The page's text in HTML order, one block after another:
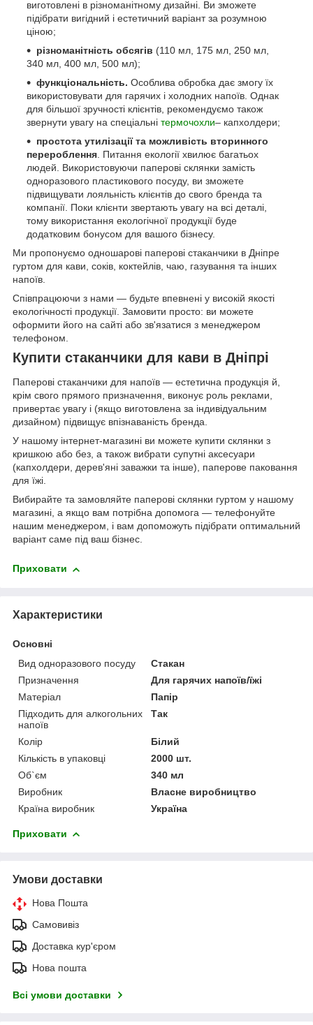
виготовлені в різноманітному дизайні. Ви зможете
підібрати вигідний і естетичний варіант за розумною
ціною;
різноманітність обсягів (110 мл, 175 мл, 250 мл,
340 мл, 400 мл, 500 мл);
функціональність. Особлива обробка дає змогу їх
використовувати для гарячих і холодних напоїв. Однак
для більшої зручності клієнтів, рекомендуємо також
звернути увагу на спеціальні термочохли– капхолдери;
простота утилізації та можливість вторинного
перероблення . Питання екології хвилює багатьох
людей. Використовуючи паперові склянки замість
одноразового пластикового посуду, ви зможете
підвищувати лояльність клієнтів до свого бренда та
компанії. Поки клієнти звертають увагу на всі деталі,
тому використання екологічної продукції буде
додатковим бонусом для вашого бізнесу.
Ми пропонуємо одношарові паперові стаканчики в Дніпре
гуртом для кави, соків, коктейлів, чаю, газування та інших
напоїв.
Співпрацюючи з нами — будьте впевнені у високій якості
екологічності продукції. Замовити просто: ви можете
оформити його на сайті або зв'язатися з менеджером
телефоном.
Купити стаканчики для кави в Дніпрі
Паперові стаканчики для напоїв — естетична продукція й,
крім свого прямого призначення, виконує роль реклами,
привертає увагу і (якщо виготовлена за індивідуальним
дизайном) підвищує впізнаваність бренда.
У нашому інтернет-магазині ви можете купити склянки з
кришкою або без, а також вибрати супутні аксесуари
(капхолдери, дерев'яні заважки та інше), паперове паковання
для їжі.
Вибирайте та замовляйте паперові склянки гуртом у нашому
магазині, а якщо вам потрібна допомога — телефонуйте
нашим менеджером, і вам допоможуть підібрати оптимальний
варіант саме під ваш бізнес.
Приховати
Характеристики
Основні
Вид одноразового посуду
Стакан
Призначення
Для гарячих напоїв/їжі
Матеріал
Папір
Підходить для алкогольних
напоїв
Так
Колір
Білий
Кількість в упаковці
2000 шт.
Об`єм
340 мл
Виробник
Власне виробництво
Країна виробник
Україна
Приховати
Умови доставки
Нова Пошта
Самовивіз
Доставка кур'єром
Нова пошта
Всі умови доставки